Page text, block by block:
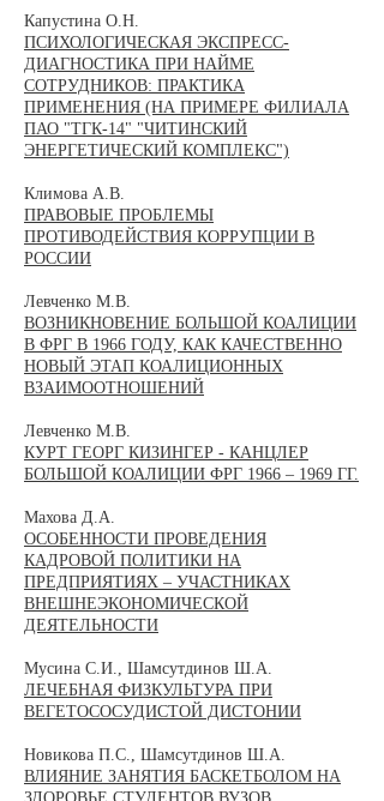
Капустина О.Н.
ПСИХОЛОГИЧЕСКАЯ ЭКСПРЕСС-
ДИАГНОСТИКА ПРИ НАЙМЕ
СОТРУДНИКОВ: ПРАКТИКА
ПРИМЕНЕНИЯ (НА ПРИМЕРЕ ФИЛИАЛА
ПАО "ТГК-14" "ЧИТИНСКИЙ
ЭНЕРГЕТИЧЕСКИЙ КОМПЛЕКС")
Климова А.В.
ПРАВОВЫЕ ПРОБЛЕМЫ
ПРОТИВОДЕЙСТВИЯ КОРРУПЦИИ В
РОССИИ
Левченко М.В.
ВОЗНИКНОВЕНИЕ БОЛЬШОЙ КОАЛИЦИИ
В ФРГ В 1966 ГОДУ, КАК КАЧЕСТВЕННО
НОВЫЙ ЭТАП КОАЛИЦИОННЫХ
ВЗАИМООТНОШЕНИЙ
Левченко М.В.
КУРТ ГЕОРГ КИЗИНГЕР - КАНЦЛЕР
БОЛЬШОЙ КОАЛИЦИИ ФРГ 1966 – 1969 ГГ.
Махова Д.А.
ОСОБЕННОСТИ ПРОВЕДЕНИЯ
КАДРОВОЙ ПОЛИТИКИ НА
ПРЕДПРИЯТИЯХ – УЧАСТНИКАХ
ВНЕШНЕЭКОНОМИЧЕСКОЙ
ДЕЯТЕЛЬНОСТИ
Мусина С.И., Шамсутдинов Ш.А.
ЛЕЧЕБНАЯ ФИЗКУЛЬТУРА ПРИ
ВЕГЕТОСОСУДИСТОЙ ДИСТОНИИ
Новикова П.С., Шамсутдинов Ш.А.
ВЛИЯНИЕ ЗАНЯТИЯ БАСКЕТБОЛОМ НА